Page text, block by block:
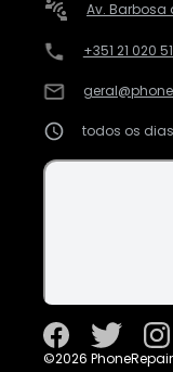
Av. Barbosa
+351 21 020
todos os dias
©2026